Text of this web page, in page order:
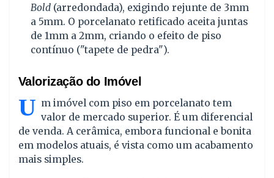
Bold(arredondada), exigindo rejunte de 3mm
a 5mm. O porcelanato retificado aceita juntas
de 1mm a 2mm, criando o efeito de piso
contínuo ("tapete de pedra").
Valorização do Imóvel
U m imóvel com piso em porcelanato tem
valor de mercado superior. É um diferencial
de venda. A cerâmica, embora funcional e bonita
em modelos atuais, é vista como um acabamento
mais simples.